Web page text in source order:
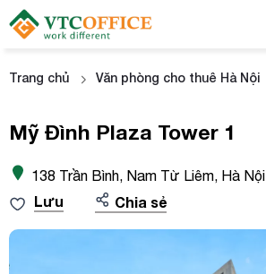
Trang chủ Văn phòng cho thuê Hà Nội
Mỹ Đình Plaza Tower 1
138 Trần Bình, Nam Từ Liêm, Hà Nội
Lưu Chia sẻ